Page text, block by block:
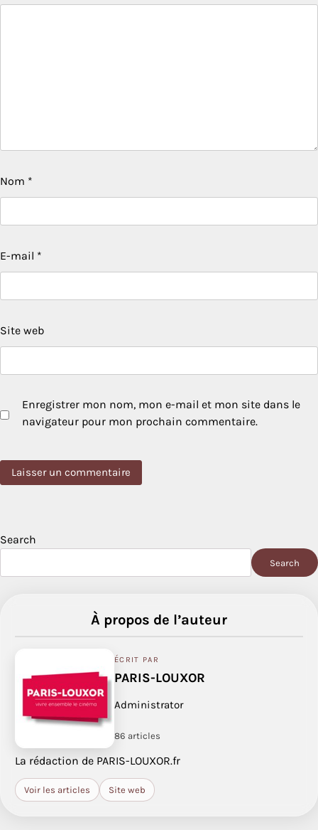
Nom *
E-mail *
Site web
Enregistrer mon nom, mon e-mail et mon site dans le
navigateur pour mon prochain commentaire.
Search
Search
À propos de l’auteur
ÉCRIT PAR
PARIS-LOUXOR
Administrator
86 articles
La rédaction de PARIS-LOUXOR.fr
Voir les articles Site web